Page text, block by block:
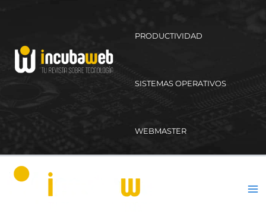
PRODUCTIVIDAD
SISTEMAS OPERATIVOS
WEBMASTER